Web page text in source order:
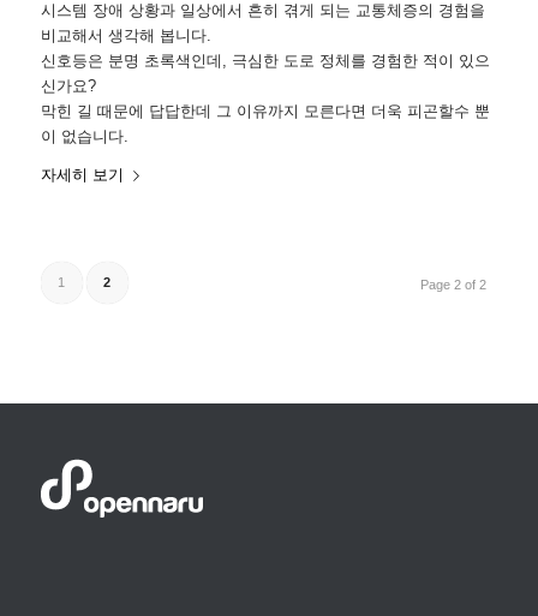
시스템 장애 상황과 일상에서 흔히 겪게 되는 교통체증의 경험을
비교해서 생각해 봅니다.
신호등은 분명 초록색인데, 극심한 도로 정체를 경험한 적이 있으
신가요?
막힌 길 때문에 답답한데 그 이유까지 모른다면 더욱 피곤할수 뿐
이 없습니다.
자세히 보기
Page 2 of 2
1 2